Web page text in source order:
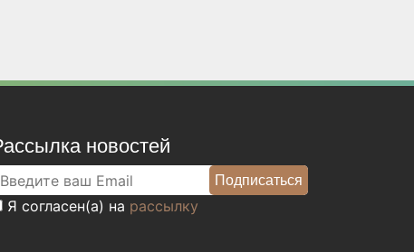
новостей
Я согласен(а) на рассылку